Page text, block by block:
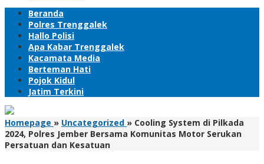
Beranda
Polres Trenggalek
Hallo Polisi
Apa Kabar Trenggalek
Kacamata Media
Berteman Hati
Pojok Kidul
Jatim Terkini
Homepage » Uncategorized » Cooling System di Pilkada
2024, Polres Jember Bersama Komunitas Motor Serukan
Persatuan dan Kesatuan